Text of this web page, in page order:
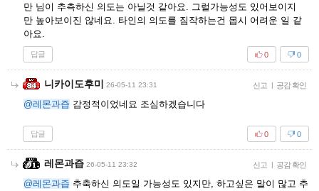
만 님이 추측하신 의도는 아닐것 같아요. 그럴가능성도 있어보이지
만 높아보이진 않네요. 타인의 의도를 짐작하는건 몹시 어려운 일 같
아요.
답글 0
0
니카이도후미 26-05-11 23:31 신고 | 공감 확인
@레몬과즙 감정적이었네요 조심하겠습니다
답글 0
0
레몬과즙 26-05-11 23:32 신고 | 공감 확인
@레몬과즙 추축하신 의도일 가능성도 있지만, 하고싶은 말이 많고 추